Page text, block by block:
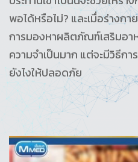
พอได้หรือไม่? และเมื่อร่างก
การมองหาผลิตภัณฑ์เสริมอา
ความจำเป็นมาก แต่จะมีวิธีก
ยังไงให้ปลอดภัย